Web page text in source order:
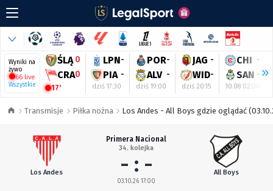
Wyniki na
żywo
66 live
Wszystkie
ŚLĄ 0
CRA0
17'
LPN-
PIA -
dziś 17:30
POR-
ALV -
dziś 19:00
JAG -
WID-
dziś 20:15
CHI -
SAN -
10.08 02:00
Transmisje Piłka nożna Los Andes - All Boys gdzie oglądać
Los Andes
Primera Nacional
34. kolejka
- : -
03.10.26 17:00
All Boys